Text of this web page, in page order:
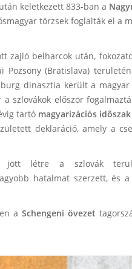
keletkezett 833-ban a
törzsek foglalták el a
zajló belharcok után,
(Bratislava)
dinasztia került a
a szlovákok először
tartó magyarizációs időszak
deklaráció, amely a
jött létre a szlovák
hatalmat szerzett, és
a Schengeni övezet